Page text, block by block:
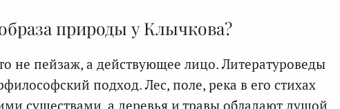
природы у Клычкова?
не пейзаж, а действующее лицо. Литературоведы
подход. Лес, поле, река в его стихах
существами, а деревья и травы обладают душой.